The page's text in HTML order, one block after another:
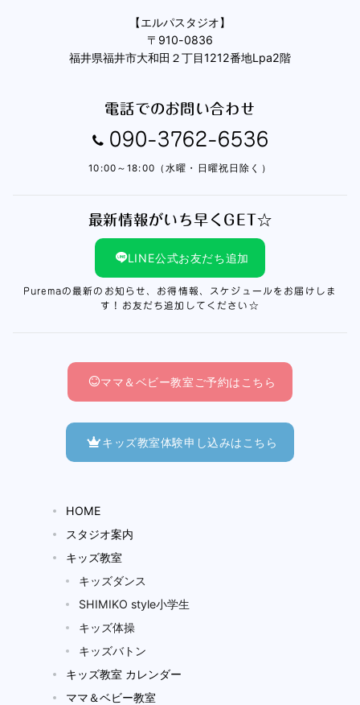
【エルパスタジオ】
〒910-0836
福井県福井市大和田２丁目1212番地Lpa2階
電話でのお問い合わせ
090-3762-6536
10:00～18:00（水曜・日曜祝日除く）
最新情報がいち早くGET☆
LINE公式お友だち追加
Puremaの最新のお知らせ、お得情報、スケジュールをお届けしま
す！お友だち追加してください☆
ママ＆ベビー教室ご予約はこちら
キッズ教室体験申し込みはこちら
HOME
スタジオ案内
キッズ教室
キッズダンス
SHIMIKO style小学生
キッズ体操
キッズバトン
キッズ教室 カレンダー
ママ＆ベビー教室